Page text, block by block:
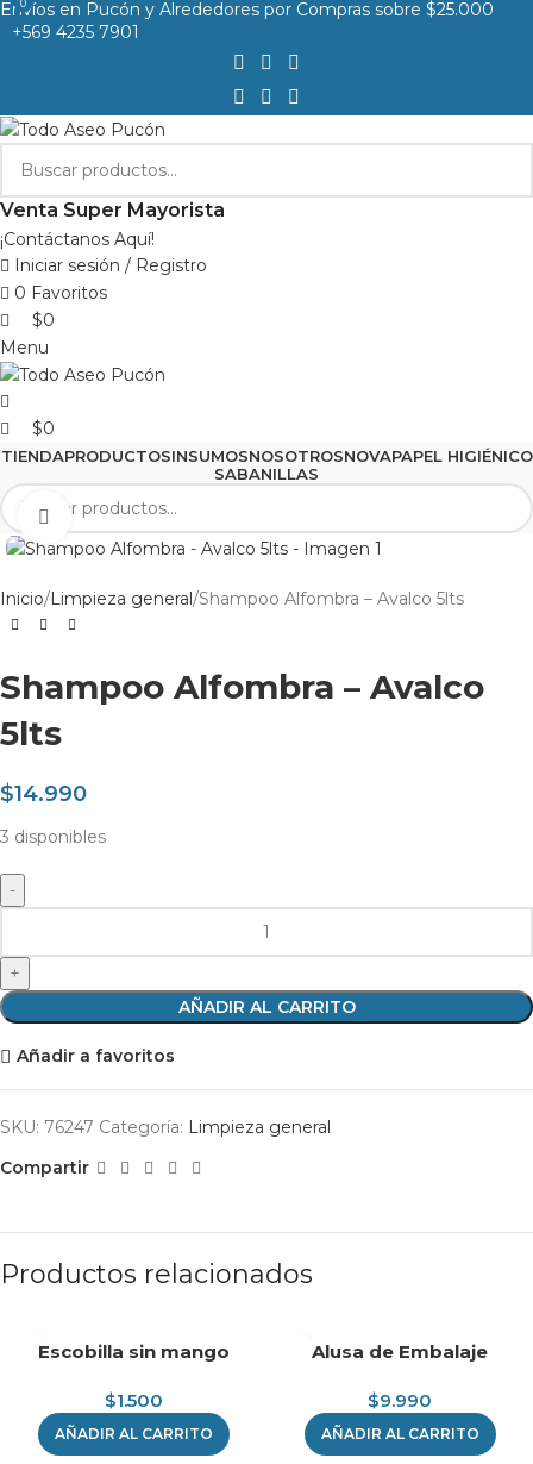
Envíos en Pucón y Alrededores por Compras sobre $25.000
+569 4235 7901
Venta Super Mayorista
¡Contáctanos Aquí!
Iniciar sesión / Registro
0 Favoritos
0
$0
Menu
0
$0
TIENDAPRODUCTOSINSUMOSNOSOTROSNOVAPAPEL HIGIÉNICO
SABANILLAS
Clic para agrandar
Inicio Limpieza general Shampoo Alfombra – Avalco 5lts
Shampoo Alfombra – Avalco
5lts
$14.990
3 disponibles
AÑADIR AL CARRITO
Añadir a favoritos
SKU: 76247 Categoría: Limpieza general
Compartir
Productos relacionados
Escobilla sin mango
$1.500
AÑADIR AL CARRITO
Alusa de Embalaje
$9.990
AÑADIR AL CARRITO